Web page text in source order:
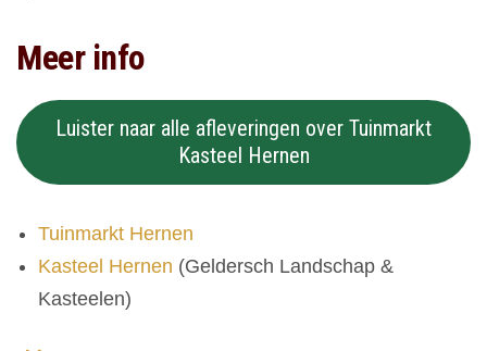
Meer info
Luister naar alle afleveringen over Tuinmarkt
Kasteel Hernen
Tuinmarkt Hernen
Kasteel Hernen (Geldersch Landschap &
Kasteelen)